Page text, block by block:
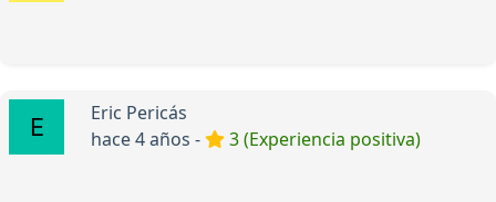
Eric Pericás
hace 4 años -
3 (Experiencia positiva)